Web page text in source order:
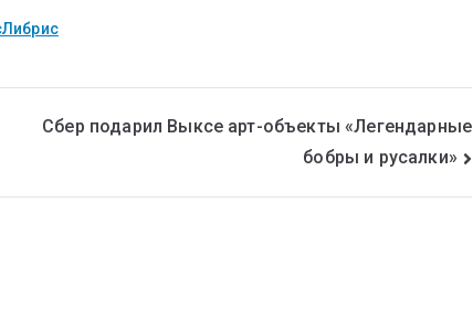
Сбер подарил Выксе арт-объекты «Легендарные
бобры и русалки»